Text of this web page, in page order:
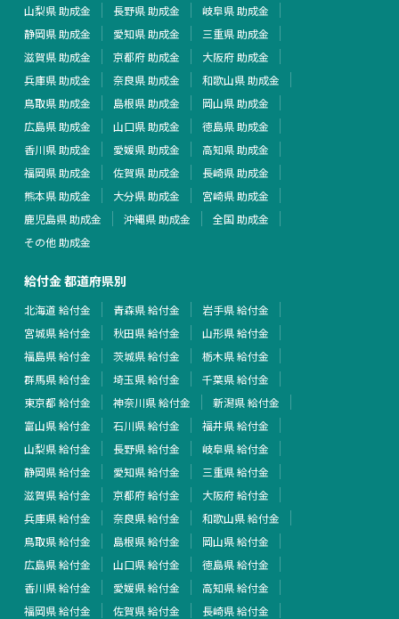
山梨県 助成金
長野県 助成金
岐阜県 助成金
静岡県 助成金
愛知県 助成金
三重県 助成金
滋賀県 助成金
京都府 助成金
大阪府 助成金
兵庫県 助成金
奈良県 助成金
和歌山県 助成金
鳥取県 助成金
島根県 助成金
岡山県 助成金
広島県 助成金
山口県 助成金
徳島県 助成金
香川県 助成金
愛媛県 助成金
高知県 助成金
福岡県 助成金
佐賀県 助成金
長崎県 助成金
熊本県 助成金
大分県 助成金
宮崎県 助成金
鹿児島県 助成金
沖縄県 助成金
全国 助成金
その他 助成金
給付金 都道府県別
北海道 給付金 青森県 給付金
岩手県 給付金
宮城県 給付金
秋田県 給付金
山形県 給付金
福島県 給付金
茨城県 給付金
栃木県 給付金
群馬県 給付金
埼玉県 給付金
千葉県 給付金
東京都 給付金
神奈川県 給付金
新潟県 給付金
富山県 給付金
石川県 給付金
福井県 給付金
山梨県 給付金
長野県 給付金
岐阜県 給付金
静岡県 給付金
愛知県 給付金
三重県 給付金
滋賀県 給付金
京都府 給付金
大阪府 給付金
兵庫県 給付金
奈良県 給付金
和歌山県 給付金
鳥取県 給付金
島根県 給付金
岡山県 給付金
広島県 給付金
山口県 給付金
徳島県 給付金
香川県 給付金
愛媛県 給付金
高知県 給付金
福岡県 給付金
佐賀県 給付金
長崎県 給付金